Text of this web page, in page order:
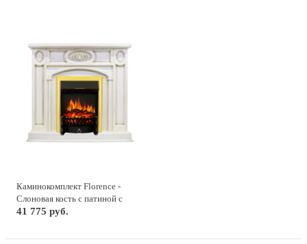
Каминокомплект Florence -
Слоновая кость с патиной с
очагом Fobos FX Brass
41 775 руб.